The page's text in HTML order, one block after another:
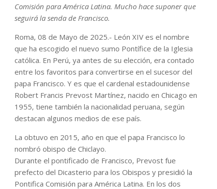
Comisión para América Latina. Mucho hace suponer que
seguirá la senda de Francisco.
Roma, 08 de Mayo de 2025.- León XIV es el nombre
que ha escogido el nuevo sumo Pontífice de la Iglesia
católica. En Perú, ya antes de su elección, era contado
entre los favoritos para convertirse en el sucesor del
papa Francisco. Y es que el cardenal estadounidense
Robert Francis Prevost Martínez, nacido en Chicago en
1955, tiene también la nacionalidad peruana, según
destacan algunos medios de ese país.
La obtuvo en 2015, año en que el papa Francisco lo
nombró obispo de Chiclayo.
Durante el pontificado de Francisco, Prevost fue
prefecto del Dicasterio para los Obispos y presidió la
Pontifica Comisión para América Latina. En los dos